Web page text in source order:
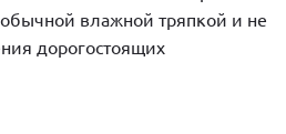
влажной тряпкой и не
дорогостоящих